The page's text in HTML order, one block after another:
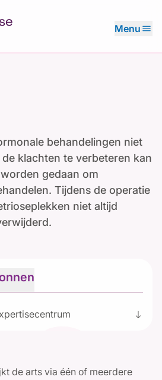
Menu menu
behandelingen niet
klachten te verbeteren kan
gedaan om
Tijdens de operatie
niet altijd
south
de arts via één of meerdere